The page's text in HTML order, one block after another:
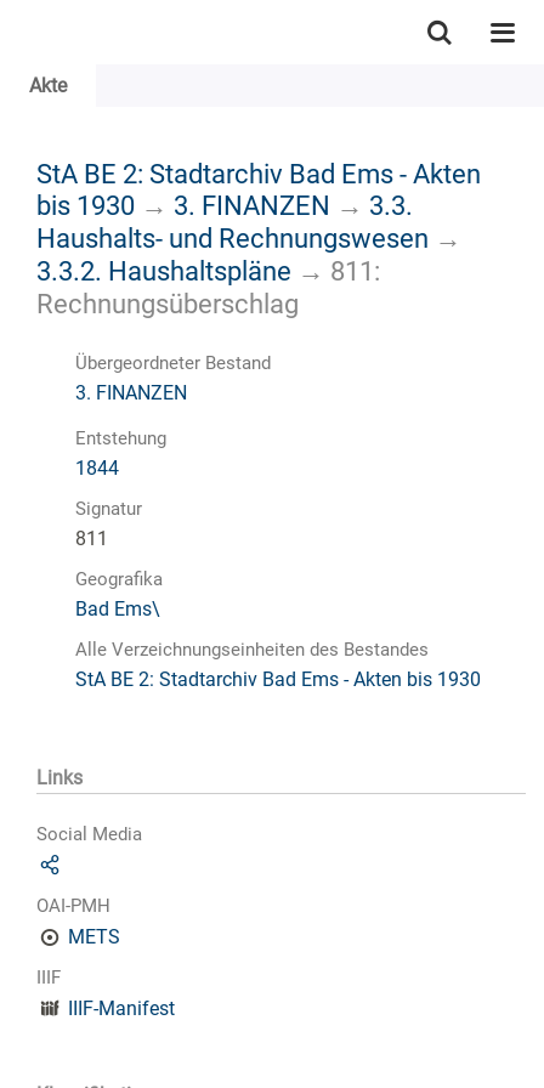
Akte
StA BE 2: Stadtarchiv Bad Ems - Akten
bis 1930 → 3. FINANZEN → 3.3.
Haushalts- und Rechnungswesen →
3.3.2. Haushaltspläne → 811:
Rechnungsüberschlag
Übergeordneter Bestand
3. FINANZEN
Entstehung
1844
Signatur
811
Geografika
Bad Ems\
Alle Verzeichnungseinheiten des Bestandes
StA BE 2: Stadtarchiv Bad Ems - Akten bis 1930
Links
Social Media
OAI-PMH
METS
IIIF
IIIF-Manifest